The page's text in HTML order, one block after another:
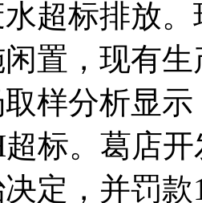
超标排放
置，现有
样分析显
超标。葛店
定，并罚款